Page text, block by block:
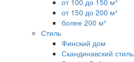
от 150 до 200 м²
более 200 м²
Стиль
Финский дом
Скандинавский стиль